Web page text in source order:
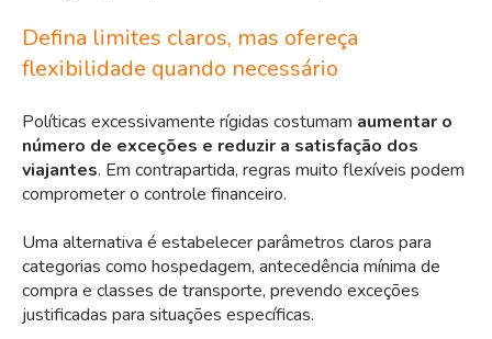
Defina limites claros, mas ofereça
flexibilidade quando necessário
Políticas excessivamente rígidas costumam aumentar o
número de exceções e reduzir a satisfação dos
viajantes. Em contrapartida, regras muito flexíveis podem
comprometer o controle financeiro.
Uma alternativa é estabelecer parâmetros claros para
categorias como hospedagem, antecedência mínima de
compra e classes de transporte, prevendo exceções
justificadas para situações específicas.